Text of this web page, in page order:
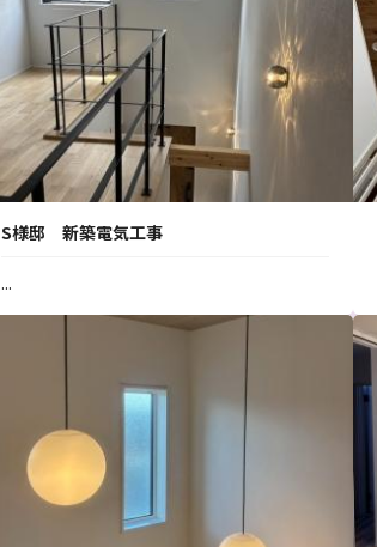
S様邸 新築電気工事
...